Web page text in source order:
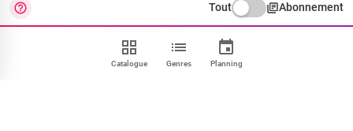
Catalogue Genres Planning
Tout Abonnement